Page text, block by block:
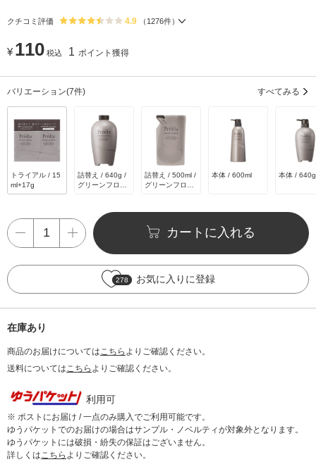
クチコミ評価 4.9 （ 1276件）
¥ 110 税込 1 ポイント獲得
バリエーション(7件) すべてみる
トライアル / 15
ml+17g
詰替え / 640g /
グリーンフロー
詰替え / 500ml /
グリーンフロー
本体 / 600ml 本体 / 640g
カートに入れる
278 お気に入りに登録
在庫あり
商品のお届けについては こちら よりご確認ください。
送料については こちら よりご確認ください。
利用可
※ ポストにお届け / 一点のみ購入でご利用可能です。
ゆうパケットでのお届けの場合はサンプル・ノベルティが対象外となります。
ゆうパケットには破損・紛失の保証はございません。
詳しくは こちら よりご確認ください。